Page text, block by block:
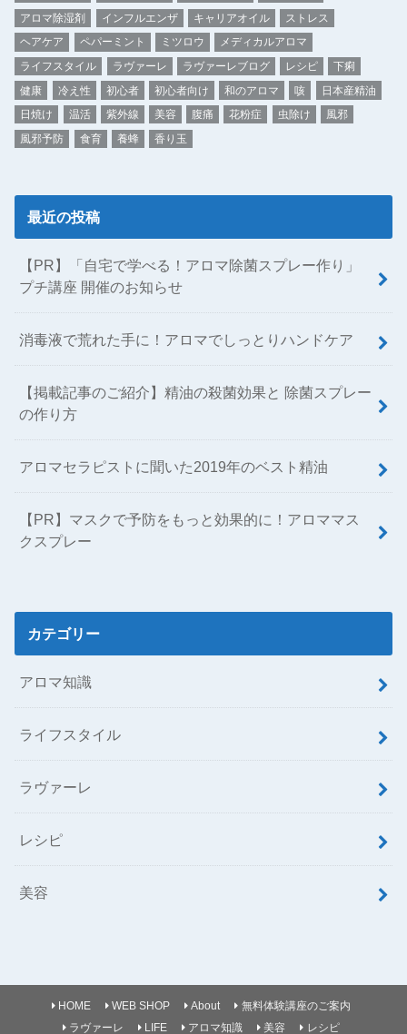
アロマ除湿剤
インフルエンザ キャリアオイル
ストレス
ヘアケア
ペパーミント ミツロウ
メディカルアロマ
ライフスタイル
ラヴァーレ ラヴァーレブログ レシピ
下痢
健康
冷え性 初心者 初心者向け 和のアロマ 咳
日本産精油
日焼け
温活 紫外線 美容 腹痛 花粉症 虫除け
風邪
風邪予防
食育 養蜂 香り玉
最近の投稿
【PR】「自宅で学べる！アロマ除菌スプレー作り」
プチ講座 開催のお知らせ
消毒液で荒れた手に！アロマでしっとりハンドケア
【掲載記事のご紹介】精油の殺菌効果と 除菌スプレー
の作り方
アロマセラピストに聞いた2019年のベスト精油
【PR】マスクで予防をもっと効果的に！アロママス
クスプレー
カテゴリー
アロマ知識
ライフスタイル
ラヴァーレ
レシピ
美容
HOME WEB SHOP About
無料体験講座のご案内
ラヴァーレ
LIFE アロマ知識 美容 レシピ